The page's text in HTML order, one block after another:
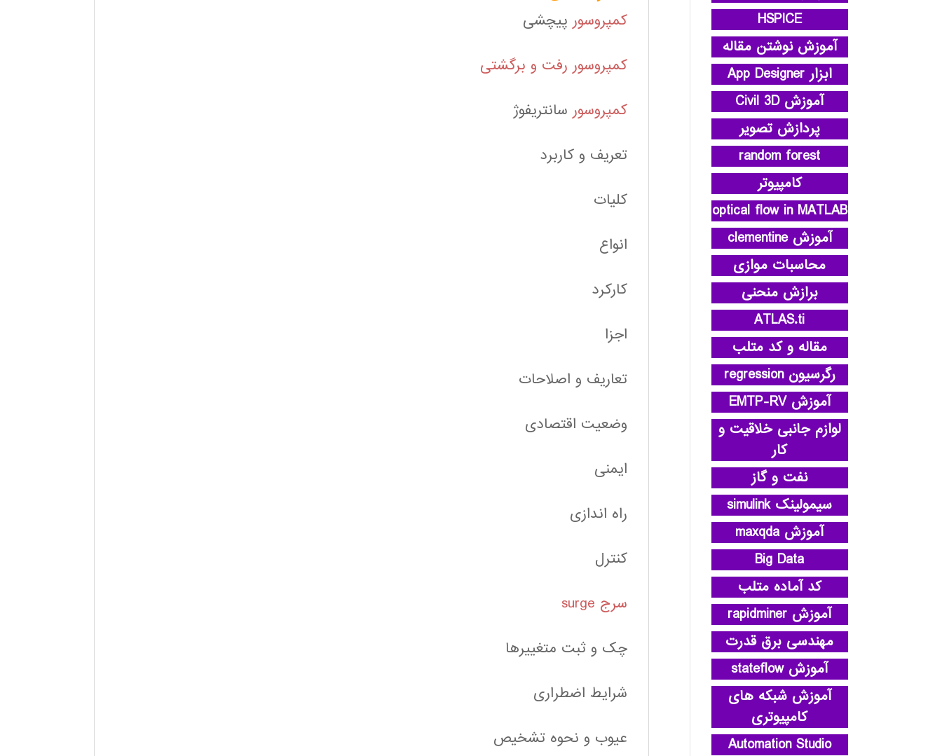
کمپروسور پیچشی
کمپروسور رفت و برگشتی
کمپروسور سانتریفوژ
تعریف و کاربرد
کلیات
انواع
کارکرد
اجزا
تعاریف و اصلاحات
وضعیت اقتصادی
ایمنی
راه اندازی
کنترل
سرج surge
چک و ثبت متغییرها
شرایط اضطراری
عیوب و نحوه تشخیص
HSPICE
آموزش نوشتن مقاله
ابزار App Designer
آموزش Civil 3D
پردازش تصویر
random forest
کامپیوتر
optical flow in MATLAB
آموزش clementine
محاسبات موازی
برازش منحنی
ATLAS.ti
مقاله و کد متلب
رگرسیون regression
آموزش EMTP-RV
لوازم جانبی خلاقیت و
کار
نفت و گاز
سیمولینک simulink
آموزش maxqda
Big Data
کد آماده متلب
آموزش rapidminer
مهندسی برق قدرت
آموزش stateflow
آموزش شبکه های
کامپیوتری
Automation Studio